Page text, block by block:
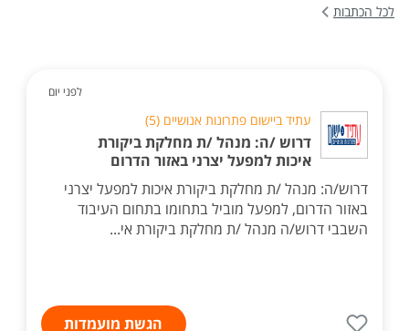
לכל הכתבות
לפני יום
עתיד ביישום פתרונות אנושיים (5)
דרוש /ה: מנהל /ת מחלקת ביקורת
איכות למפעל יצרני באזור הדרום
דרוש/ה: מנהל /ת מחלקת ביקורת איכות למפעל יצרני
באזור הדרום, למפעל מוביל בתחומו בתחום העיבוד
השבבי דרוש/ה מנהל /ת מחלקת ביקורת אי...
הגשת מועמדות